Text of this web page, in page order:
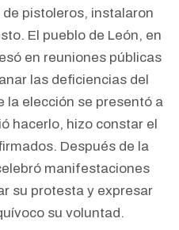
pistoleros, instalaron
El pueblo de León, en
en reuniones públicas
las deficiencias del
la elección se presentó a
hacerlo, hizo constar el
Después de la
manifestaciones
su protesta y expresar
su voluntad.